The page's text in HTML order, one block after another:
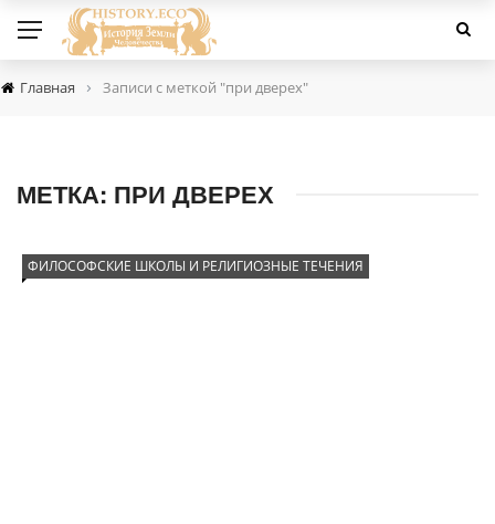
Главная › Записи с меткой "при дверех"
МЕТКА: ПРИ ДВЕРЕХ
ФИЛОСОФСКИЕ ШКОЛЫ И РЕЛИГИОЗНЫЕ ТЕЧЕНИЯ